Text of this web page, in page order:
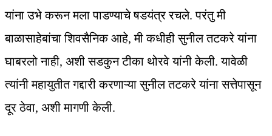
यांना उभे करून मला पाडण्याचे षडयंत्र रचले. परंतु मी
बाळासाहेबांचा शिवसैनिक आहे, मी कधीही सुनील तटकरे यांना
घाबरलो नाही, अशी सडकुन टीका थोरवे यांनी केली. यावेळी
त्यांनी महायुतीत गद्दारी करणाऱ्या सुनील तटकरे यांना सत्तेपासून
दूर ठेवा, अशी मागणी केली.